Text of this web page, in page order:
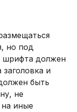
но под
шрифта должен
и
быть
не
на иные